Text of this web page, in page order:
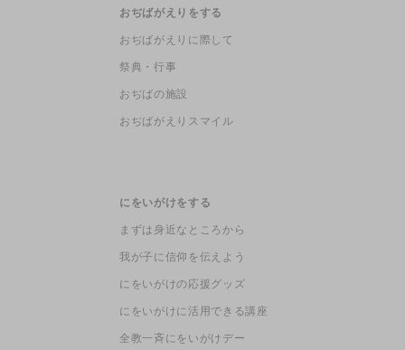
おぢばがえりをする
おぢばがえりに際して
祭典・行事
おぢばの施設
おぢばがえりスマイル
にをいがけをする
まずは身近なところから
我が子に信仰を伝えよう
にをいがけの応援グッズ
にをいがけに活用できる講座
全教一斉にをいがけデー